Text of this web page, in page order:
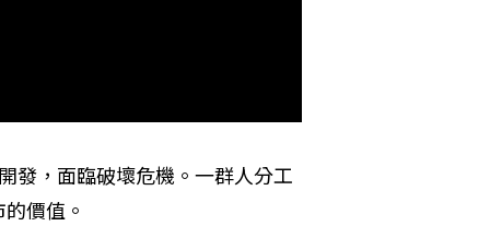
發，面臨破壞危機。一群人分工
價值。